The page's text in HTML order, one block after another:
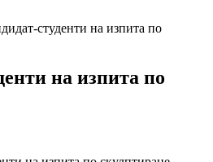
студенти на изпита по
на изпита по